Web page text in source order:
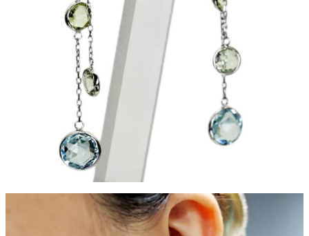
ご注文手続き
カートを見る
お買い物を続ける